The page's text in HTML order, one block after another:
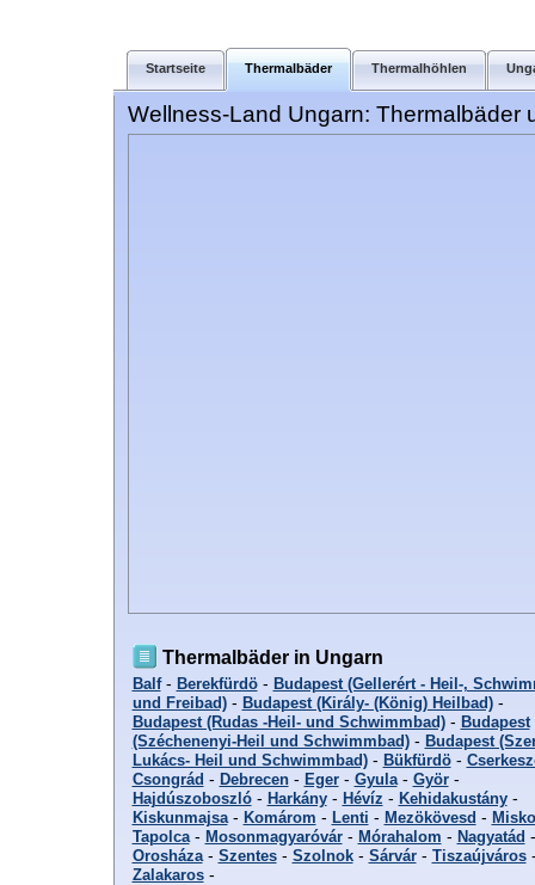
Startseite Thermalbäder Thermalhöhlen
Wellness-Land Ungarn: Thermalbäder
Thermalbäder in Ungarn
Balf- Berekfürdö- Budapest (Gellerért - Heil-,
und Freibad)- Budapest (Király- (König) Heilbad)-
Budapest (Rudas -Heil- und Schwimmbad)- Budapest
(Széchenenyi-Heil und Schwimmbad)- Budapest
Lukács- Heil und Schwimmbad)- Bükfürdö-
Csongrád - Debrecen- Eger- Gyula- Györ-
Hajdúszoboszló- Harkány- Hévíz - Kehidakustány-
Kiskunmajsa- Komárom - Lenti - Mezökövesd -
Tapolca- Mosonmagyaróvár- Mórahalom - Nagyatád -
Orosháza- Szentes- Szolnok- Sárvár- Tiszaújváros
Zalakaros-